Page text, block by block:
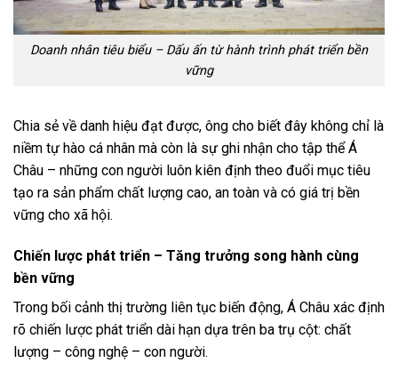
Doanh nhân tiêu biểu – Dấu ấn từ hành trình phát triển bền
vững
Chia sẻ về danh hiệu đạt được, ông cho biết đây không chỉ là
niềm tự hào cá nhân mà còn là sự ghi nhận cho tập thể Á
Châu – những con người luôn kiên định theo đuổi mục tiêu
tạo ra sản phẩm chất lượng cao, an toàn và có giá trị bền
vững cho xã hội.
Chiến lược phát triển – Tăng trưởng song hành cùng
bền vững
Trong bối cảnh thị trường liên tục biến động, Á Châu xác định
rõ chiến lược phát triển dài hạn dựa trên ba trụ cột: chất
lượng – công nghệ – con người.